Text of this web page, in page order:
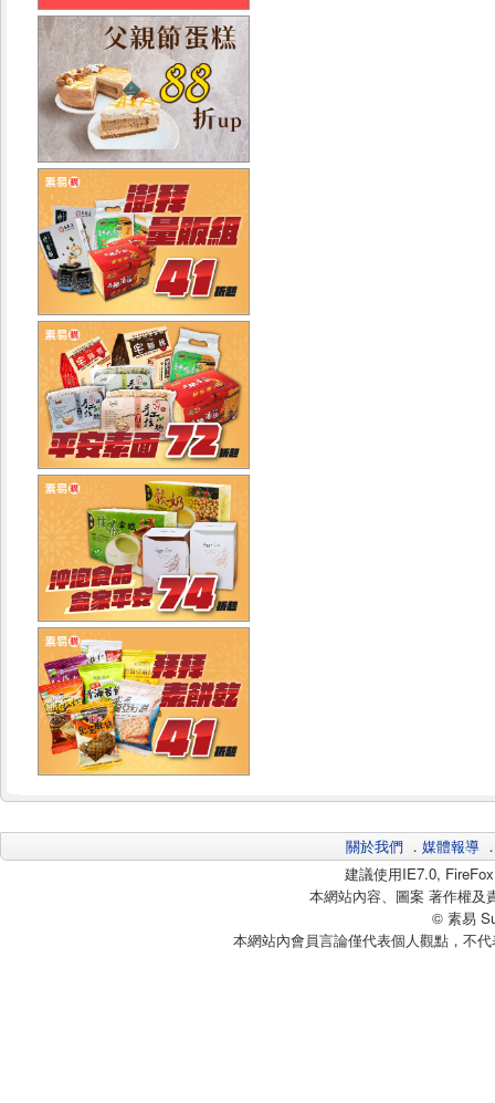
關於我們 ． 媒體報導
建議使用IE7.0,
本網站內容、圖案 著作權及
© 素易
本網站內會員言論僅代表個人觀點，不